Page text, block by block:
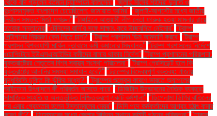
থেকে বাদ পড়লেন বর্তমান চ্যাম্পিয়ন কার্লসেন" "জুলাই মাসের শহীদরা দুর্নীতি ও
দুঃশাসনমুক্ত বাংলাদেশ চেয়েছিলেন: জামায়াত আমির" "জুলাই-আগস্টের মধ্যে জাতীয়
নির্বাচন সম্ভব: মির্জা ফখরুল" "টাঙ্গাইলে আওয়ামী লীগ নেতা ফারুক হত্যা মামলার রায়ে
হতবাক সন্তানেরা "টেনিসের রানি’র সঙ্গে সাক্ষাৎ করে উচ্ছ্বসিত নেইমার" "ট্রাম্প
পেন্টাগনের নিয়ন্ত্রণ কেন নিতে চান?" "ট্রাম্প প্রশাসন ডিম আমদানি করবে" "ট্রাম্প
প্রশাসন বিশ্বব্যাপী মার্কিন দূতাবাসে কর্মী কমানোর সিদ্ধান্ত" "ট্রাম্প প্রশাসনের নির্দেশে
ওয়াশিংটনে ইউএসএআইডির কর্মীদের বাসায় থাকার নির্দেশ" "ট্রাম্প প্রশাসনের পরিকল্পনা:
যুক্তরাষ্ট্রের নেতৃত্বে বিশ্ব স্বাস্থ্য সংস্থা পরিচালনা" "ট্রাম্প প্রেসিডেন্ট হলে কি
যুক্তরাষ্ট্রে আদানির সমস্যা সমাধান হবে?" "ট্রাম্পের বিদ্বেষপূর্ণ বক্তব্য: গাজায়
যুদ্ধবিরতি চুক্তি কি ঝুঁকির মধ্যে?" "ট্রাম্পের শুল্কের কারণে ভারতে অ্যাপলের
আইফোন উৎপাদনে কী পরিবর্তন আসতে পারে" "ডিজিটাল উদ্ভাবনের নৈতিক ব্যবহার:
সামাজিক সংহতি ও অন্তর্ভুক্তি নিশ্চিতকরণে একটি কর্মশালা" "ডিপ্লোমা ডিগ্রি বাতিলের
পর এবার গ্রেফতার হলেন ইস্তাম্বুলের মেয়র" "ডিসি পদে কর্মকর্তাদের আগ্রহ হঠাৎ কমার